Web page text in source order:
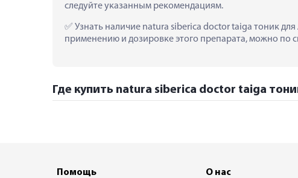
следуйте указанным рекомендациям.
Узнать наличие natura siberica doctor taiga тоник
применению и дозировке этого препарата, можно по
Где купить natura siberica doctor taiga
Помощь
О нас